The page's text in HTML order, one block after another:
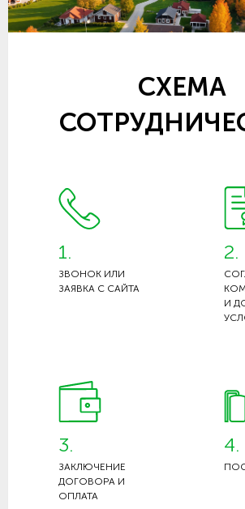
СХЕМА
1.
ЗВОНОК ИЛИ
ЗАЯВКА С САЙТА
2.
И
3.
ЗАКЛЮЧЕНИЕ
ДОГОВОРА И
ОПЛАТА
4.